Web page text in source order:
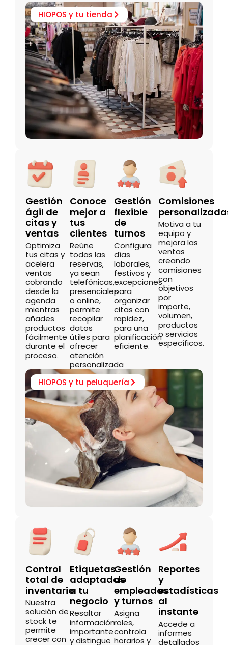
HIOPOS y tu tienda
Gestión
ágil de
citas y
ventas
Optimiza
tus citas y
acelera
ventas
cobrando
desde la
agenda
mientras
añades
productos
fácilmente
durante el
proceso.
Conoce
mejor a
tus
clientes
Reúne
todas las
reservas,
ya sean
telefónicas,
presenciales
o online,
permite
recopilar
datos
útiles para
ofrecer
atención
personalizada
Gestión
flexible
de
turnos
Configura
días
laborales,
festivos y
excepciones
para
organizar
citas con
rapidez,
para una
planificación
eficiente.
Comisiones
Motiva a tu
equipo y
mejora las
ventas
creando
comisiones
con
objetivos
por
importe,
volumen,
productos
o servicios
específicos.
HIOPOS y tu peluquería
Control
total de
inventario
Nuestra
solución de
stock te
permite
crecer con
Etiquetas
adaptadas
a tu
negocio
Resaltar
información
importante
y distingue
Gestión
de
empleados
y turnos
Asigna
roles,
controla
horarios y
Reportes
y
estadísticas
al
instante
Accede a
informes
detallados